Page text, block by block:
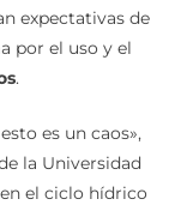
expectativas de
por el uso y el
.
es un caos»,
la Universidad
el ciclo hídrico